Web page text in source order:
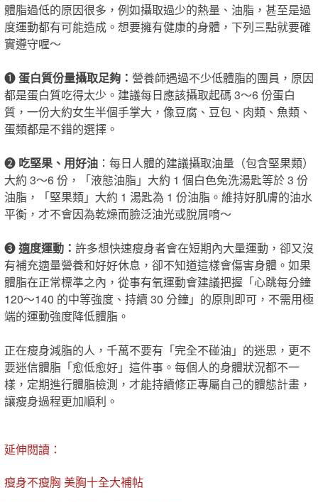
體脂過低的原因很多，例如攝取過少的熱量、油脂，甚至是過
度運動都有可能造成。想要擁有健康的身體，下列三點就要確
實遵守喔～
❶蛋白質份量攝取足夠： 營養師遇過不少低體脂的團員，原因
都是蛋白質吃得太少。建議每日應該攝取起碼 3～6 份蛋白
質，一份大約女生半個手掌大，像豆腐、豆包、肉類、魚類、
蛋類都是不錯的選擇。
❷ 吃堅果、用好油 ：每日人體的建議攝取油量（包含堅果類）
大約 3～6 份，「液態油脂」大約 1 個白色免洗湯匙等於 3 份
油脂，「堅果類」大約 1 湯匙為 1 份油脂。維持好肌膚的油水
平衡，才不會因為乾燥而臉泛油光或脫屑唷～
❸適度運動： 許多想快速瘦身者會在短期內大量運動，卻又沒
有補充適量營養和好好休息，卻不知道這樣​會​傷害身體。如果
體脂在正常標準之內，從事有氧運動會建議把握​「​心跳每分鐘
120～140 的中等強度、持續 30 分鐘​」​的原則即可，不需用極
端的運動強度降低體脂。
正在瘦身減脂的人，千萬不要有「完全不碰油」的迷思，更不
要迷信體脂「愈低愈好」這件事。每個人的身體狀況都不一
樣，定期進行體脂檢測，才能持續修正專屬自己的體態計畫，
讓瘦身過程更加順利。
延伸閱讀：
瘦身不瘦胸 美胸十全大補帖